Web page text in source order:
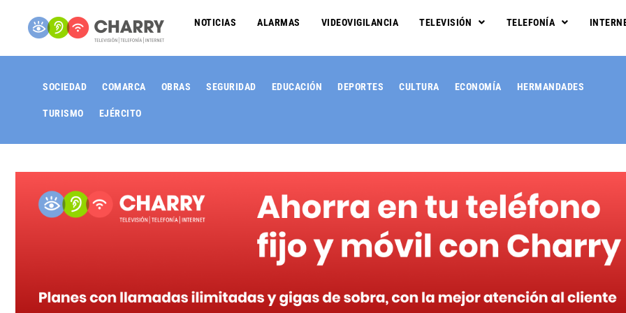
NOTICIAS ALARMAS VIDEOVIGILANCIA TELEVISIÓN TELEFONÍA
SOCIEDAD COMARCA OBRAS SEGURIDAD EDUCACIÓN DEPORTES CULTURA ECONOMÍA HERMANDADES
TURISMO EJÉRCITO